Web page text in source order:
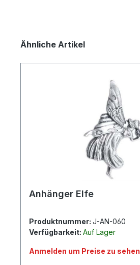
Produktgalerie überspringen
Ähnliche Artikel
Anhänger Elfe
Produktnummer: J-AN-060
Verfügbarkeit: Auf Lager
Anmelden um Preise zu sehen